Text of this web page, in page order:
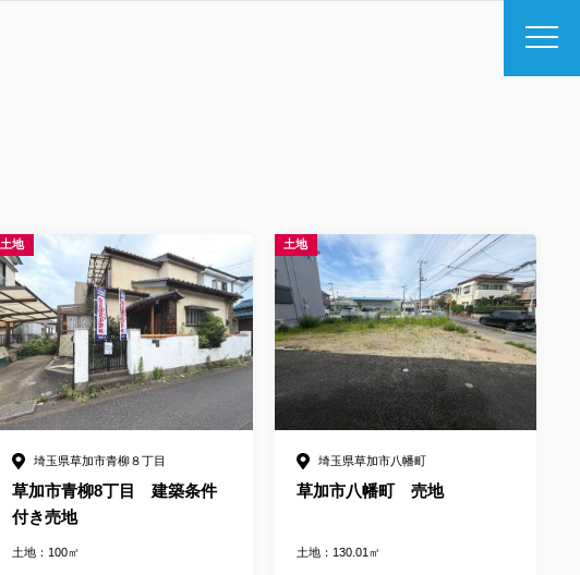
土地
埼玉県草加市青柳８丁目
草加市青柳8丁目 建築条件
付き売地
土地：100㎡
土地
埼玉県草加市八幡町
草加市八幡町 売地
土地：130.01㎡